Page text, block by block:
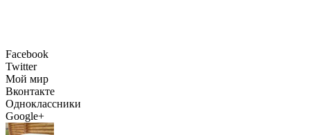
Facebook
Twitter
Мой мир
Вконтакте
Одноклассники
Google+